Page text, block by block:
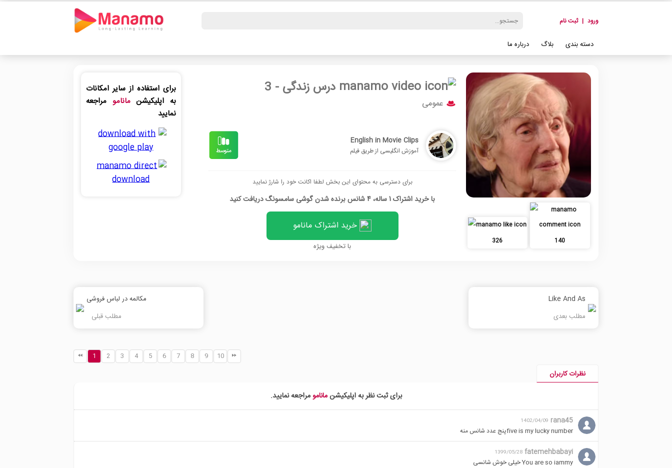
ورود | ثبت نام
دسته بندی بلاگ درباره ما
326 140
درس زندگی - 3
عمومی
English in Movie Clips
آموزش انگلیسی از طریق فیلم
برای دسترسی به محتوای این بخش لطفا اکانت خود را شارژ نمایید
با خرید اشتراک 1 ساله، 4 شانس برنده شدن گوشی سامسونگ دریافت کنید
با تخفیف ویژه
برای استفاده از سایر امکانات
به اپلیکیشنمانامو مراجعه
نمایید
Like And As
مطلب بعدی
مکالمه در لباس فروشی
مطلب قبلی
1 2 3 4 5 6 7 8 9 10
نظرات کاربران
برای ثبت نظر به اپلیکیشنمانامومراجعه نمایید.
rana45
1402/04/09
five is my lucky numberپنج عدد شانس منه
fatemehbabayi
1399/05/28
You are so iammy خیلی خوش شانسی